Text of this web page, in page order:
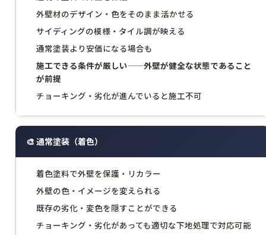
外壁材のデザイン・色をそのまま活かせる
サイディングの模様・タイル調が映える
通常塗装より安価になる場合も
施工できる条件が厳しい——外壁が健全な状態であること
が前提
チョーキング・劣化が進んでいると施工不可
🎨 通常塗装（着色）
着色塗料で外壁を保護・リカラー
外壁の色・イメージを変えられる
既存の劣化・変色を隠すことができる
チョーキング・劣化があっても適切な下地処理で対応可能